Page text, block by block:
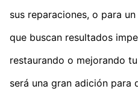
sus reparaciones, o para
que buscan resultados
restaurando o mejorando tu
será una gran adición para